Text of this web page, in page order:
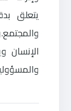
يتعلق
الإنسان